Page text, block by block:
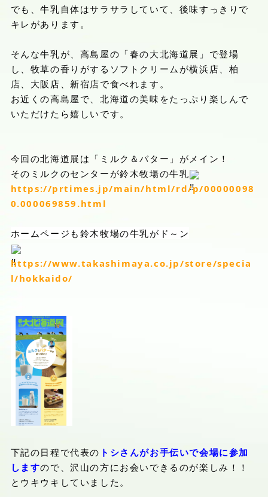
でも、牛乳自体はサラサラしていて、後味すっきりで
キレがあります。
そんな牛乳が、高島屋の「春の大北海道展」で登場
し、牧草の香りがするソフトクリームが横浜店、柏
店、大阪店、新宿店で食べれます。
お近くの高島屋で、北海道の美味をたっぷり楽しんで
いただけたら嬉しいです。
今回の北海道展は「ミルク＆バター」がメイン！
そのミルクのセンターが鈴木牧場の牛乳
https://prtimes.jp/main/html/rd/p/00000098
0.000069859.html
ホームページも鈴木牧場の牛乳がド～ン
https://www.takashimaya.co.jp/store/specia
l/hokkaido/
下記の日程で代表の トシさんがお手伝いで会場に参加
しますので、沢山の方にお会いできるのが楽しみ！！
とウキウキしていました。